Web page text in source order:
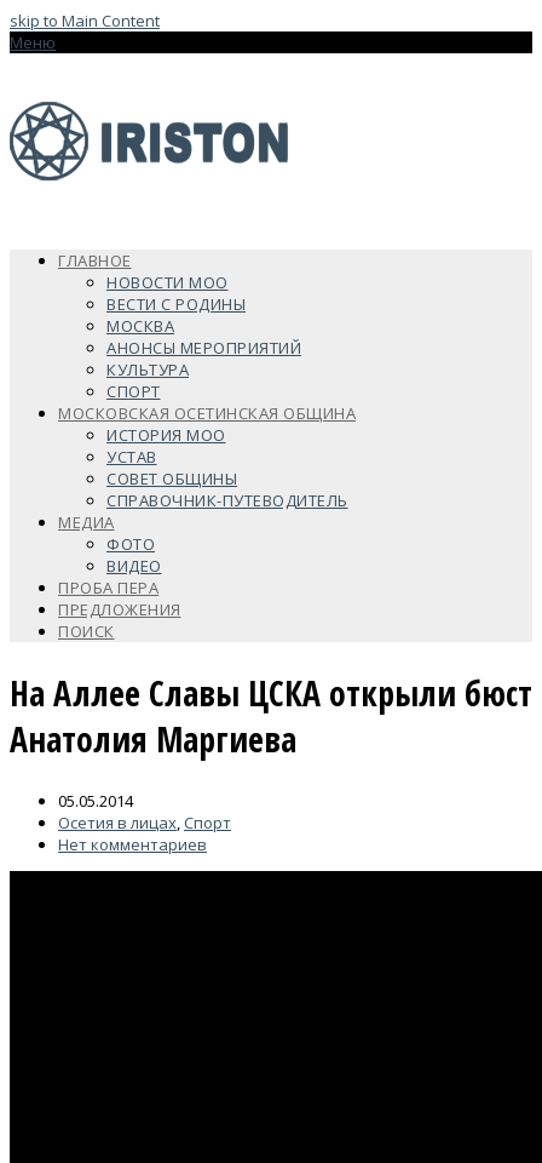
skip to Main Content
Меню
ГЛАВНОЕ
НОВОСТИ МОО
ВЕСТИ С РОДИНЫ
МОСКВА
АНОНСЫ МЕРОПРИЯТИЙ
КУЛЬТУРА
СПОРТ
МОСКОВСКАЯ ОСЕТИНСКАЯ ОБЩИНА
ИСТОРИЯ МОО
УСТАВ
СОВЕТ ОБЩИНЫ
СПРАВОЧНИК-ПУТЕВОДИТЕЛЬ
МЕДИА
ФОТО
ВИДЕО
ПРОБА ПЕРА
ПРЕДЛОЖЕНИЯ
ПОИСК
На Аллее Cлавы ЦСКА открыли бюст
Анатолия Маргиева
05.05.2014
Осетия в лицах,Спорт
Нет комментариев